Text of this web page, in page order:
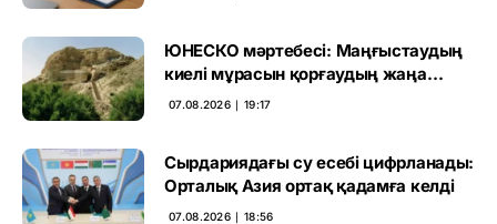
ЮНЕСКО мәртебесі: Маңғыстаудың
киелі мұрасын қорғаудың жаңа
кезеңі басталды
07.08.2026 ∣ 19:17
Сырдариядағы су есебі цифрланады:
Орталық Азия ортақ қадамға келді
07.08.2026 ∣ 18:56